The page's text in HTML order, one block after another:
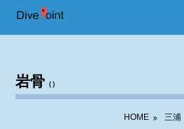
三浦・湘南 城
岩骨 （）
HOME 三浦